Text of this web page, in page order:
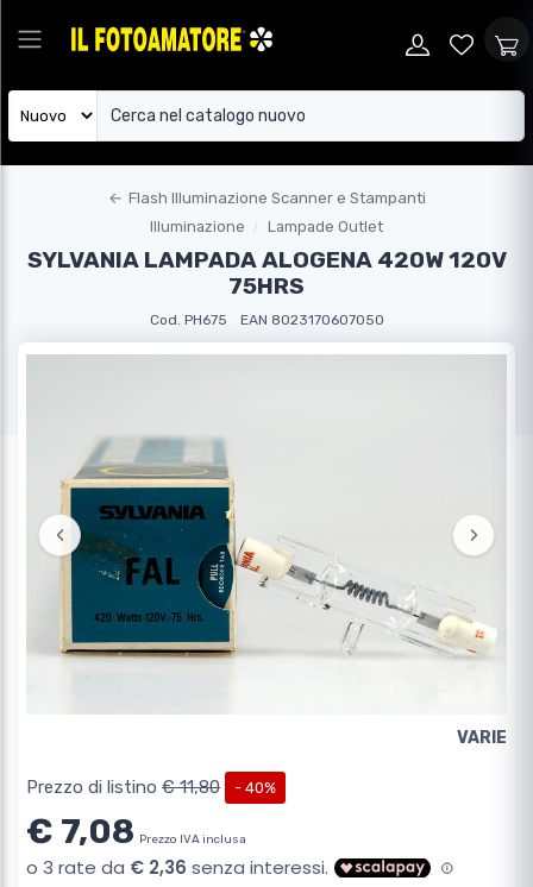
← Flash Illuminazione Scanner e Stampanti
Illuminazione
Lampade Outlet
SYLVANIA LAMPADA ALOGENA 420W 120V
75HRS
Cod. PH675 EAN 8023170607050
‹ ›
VARIE
Prezzo di listino € 11,80 - 40%
€ 7,08 Prezzo IVA inclusa